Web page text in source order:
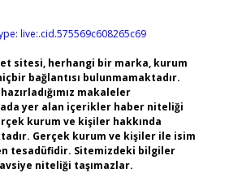
live:.cid.575569c608265c69
sitesi, herhangi bir marka, kurum
bağlantısı bulunmamaktadır.
makaleler
yer alan içerikler haber niteliği
kurum ve kişiler hakkında
Gerçek kurum ve kişiler ile isim
tesadüfidir. Sitemizdeki bilgiler
niteliği taşımazlar.